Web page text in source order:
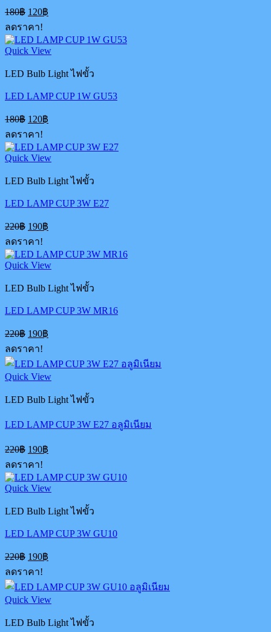
180฿ Original
price
was:
180฿.
120฿
price
120฿.
ลดราคา!
Quick View
LED Bulb Light ไฟขั้ว
LED LAMP CUP 1W GU53
180฿ Original
price
was:
180฿.
120฿
price
120฿.
ลดราคา!
Quick View
LED Bulb Light ไฟขั้ว
LED LAMP CUP 3W E27
220฿ Original
price
was:
220฿.
190฿
price
190฿.
ลดราคา!
Quick View
LED Bulb Light ไฟขั้ว
LED LAMP CUP 3W MR16
220฿ Original
price
was:
220฿.
190฿
price
190฿.
ลดราคา!
Quick View
LED Bulb Light ไฟขั้ว
LED LAMP CUP 3W E27 อลูมิเนียม
220฿ Original
price
was:
220฿.
190฿
price
190฿.
ลดราคา!
Quick View
LED Bulb Light ไฟขั้ว
LED LAMP CUP 3W GU10
220฿ Original
price
was:
220฿.
190฿
price
190฿.
ลดราคา!
Quick View
LED Bulb Light ไฟขั้ว